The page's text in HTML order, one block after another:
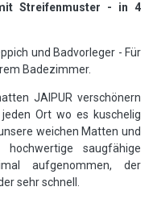
Streifenmuster - in 4
und Badvorleger - Für
Badezimmer.
JAIPUR verschönern
Ort wo es kuschelig
weichen Matten und
saugfähige
aufgenommen, der
sehr schnell.